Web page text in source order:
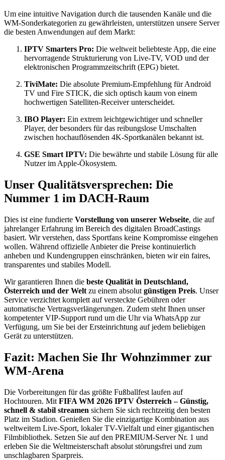
Um eine intuitive Navigation durch die tausenden Kanäle und die
WM-Sonderkategorien zu gewährleisten, unterstützen unsere Server
die besten Anwendungen auf dem Markt:
IPTV Smarters Pro: Die weltweit beliebteste App, die eine
hervorragende Strukturierung von Live-TV, VOD und der
elektronischen Programmzeitschrift (EPG) bietet.
TiviMate: Die absolute Premium-Empfehlung für Android
TV und Fire STICK, die sich optisch kaum von einem
hochwertigen Satelliten-Receiver unterscheidet.
IBO Player: Ein extrem leichtgewichtiger und schneller
Player, der besonders für das reibungslose Umschalten
zwischen hochauflösenden 4K-Sportkanälen bekannt ist.
GSE Smart IPTV: Die bewährte und stabile Lösung für alle
Nutzer im Apple-Ökosystem.
Unser Qualitätsversprechen: Die
Nummer 1 im DACH-Raum
Dies ist eine fundierte Vorstellung von unserer Webseite, die auf
jahrelanger Erfahrung im Bereich des digitalen BroadCastings
basiert. Wir verstehen, dass Sportfans keine Kompromisse eingehen
wollen. Während offizielle Anbieter die Preise kontinuierlich
anheben und Kundengruppen einschränken, bieten wir ein faires,
transparentes und stabiles Modell.
Wir garantieren Ihnen die beste Qualität in Deutschland,
Österreich und der Welt zu einem absolut günstigen Preis. Unser
Service verzichtet komplett auf versteckte Gebühren oder
automatische Vertragsverlängerungen. Zudem steht Ihnen unser
kompetenter VIP-Support rund um die Uhr via WhatsApp zur
Verfügung, um Sie bei der Ersteinrichtung auf jedem beliebigen
Gerät zu unterstützen.
Fazit: Machen Sie Ihr Wohnzimmer zur
WM-Arena
Die Vorbereitungen für das größte Fußballfest laufen auf
Hochtouren. Mit FIFA WM 2026 IPTV Österreich – Günstig,
schnell & stabil streamen sichern Sie sich rechtzeitig den besten
Platz im Stadion. Genießen Sie die einzigartige Kombination aus
weltweitem Live-Sport, lokaler TV-Vielfalt und einer gigantischen
Filmbibliothek. Setzen Sie auf den PREMIUM-Server Nr. 1 und
erleben Sie die Weltmeisterschaft absolut störungsfrei und zum
unschlagbaren Sparpreis.